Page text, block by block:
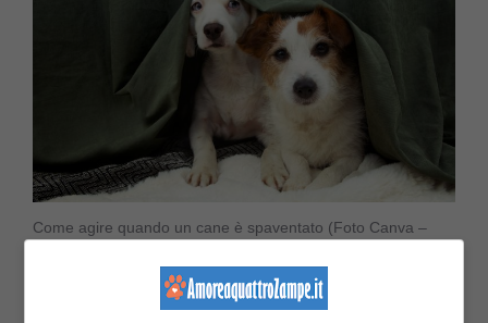
Come agire quando un cane è spaventato (Foto Canva –
amoreaquattrozampe.it)